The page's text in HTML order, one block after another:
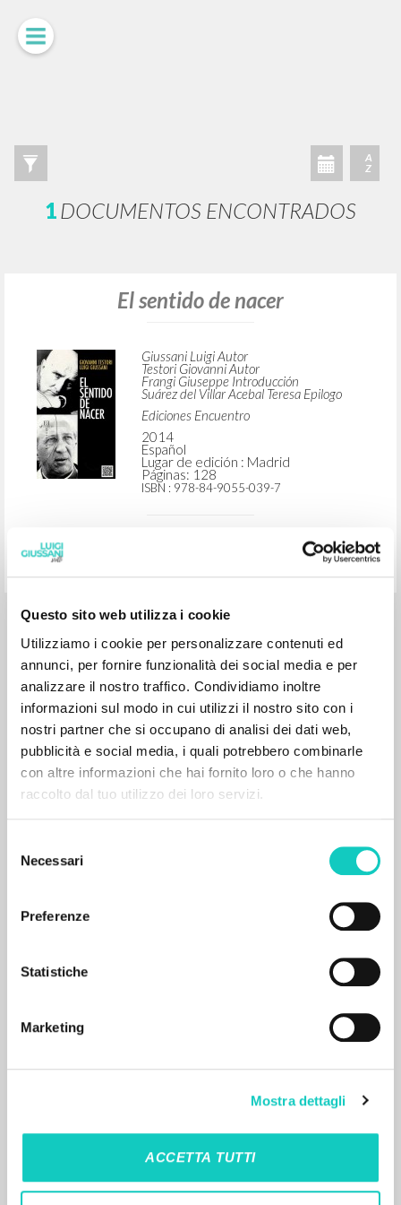
Questo sito web utilizza i cookie
Utilizziamo i cookie per personalizzare contenuti ed
annunci, per fornire funzionalità dei social media e per
analizzare il nostro traffico. Condividiamo inoltre
informazioni sul modo in cui utilizzi il nostro sito con i
nostri partner che si occupano di analisi dei dati web,
pubblicità e social media, i quali potrebbero combinarle
con altre informazioni che hai fornito loro o che hanno
raccolto dal tuo utilizzo dei loro servizi.
delNecessari
Preferenze
Statistiche
Marketing
Mostra dettagli
ACCETTA TUTTI
GIUSSANI
scritti
1DOCUMENTOS ENCONTRADOS
El sentido de nacer
Giussani Luigi Autor
Testori Giovanni Autor
Frangi Giuseppe Introducción
Suárez del Villar Acebal Teresa Epilogo
Ediciones Encuentro
2014
Español
Lugar de edición : Madrid
Páginas: 128